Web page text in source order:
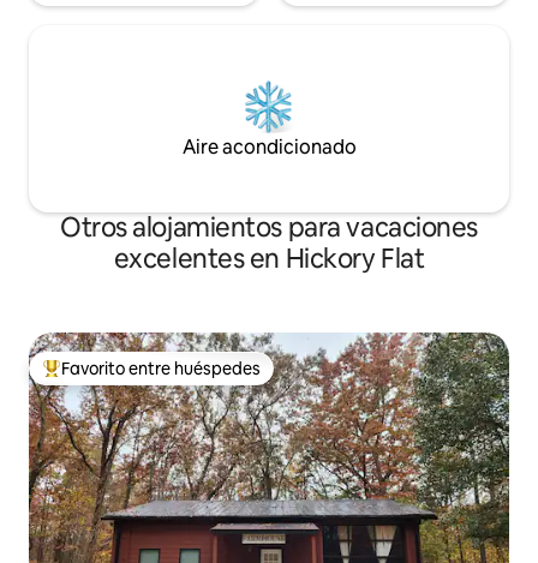
Aire acondicionado
Otros alojamientos para vacaciones
excelentes en Hickory Flat
Favorito entre huéspedes preferido
Favorito entre huéspedes